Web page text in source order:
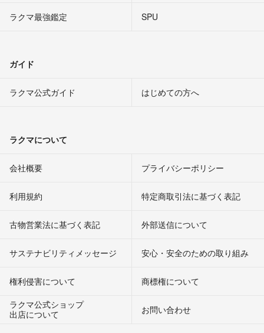
ラクマ最強鑑定
SPU
ガイド
ラクマ公式ガイド はじめての方へ
ラクマについて
会社概要 プライバシーポリシー
利用規約 特定商取引法に基づく表記
古物営業法に基づく表記 外部送信について
サステナビリティメッセージ 安心・安全のための取り組み
権利侵害について
商標権について
ラクマ公式ショップ
出店について
お問い合わせ